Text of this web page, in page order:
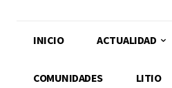
INICIO ACTUALIDAD
COMUNIDADES LITIO